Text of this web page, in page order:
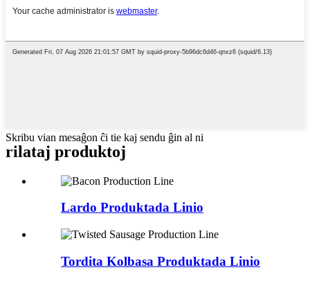
Skribu vian mesaĝon ĉi tie kaj sendu ĝin al ni
rilataj produktoj
Lardo Produktada Linio
Tordita Kolbasa Produktada Linio